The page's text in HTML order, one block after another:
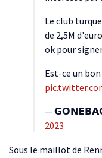
Le club
de 2,5M
ok pour
Est-ce un
—
2023
Sous le maillot de